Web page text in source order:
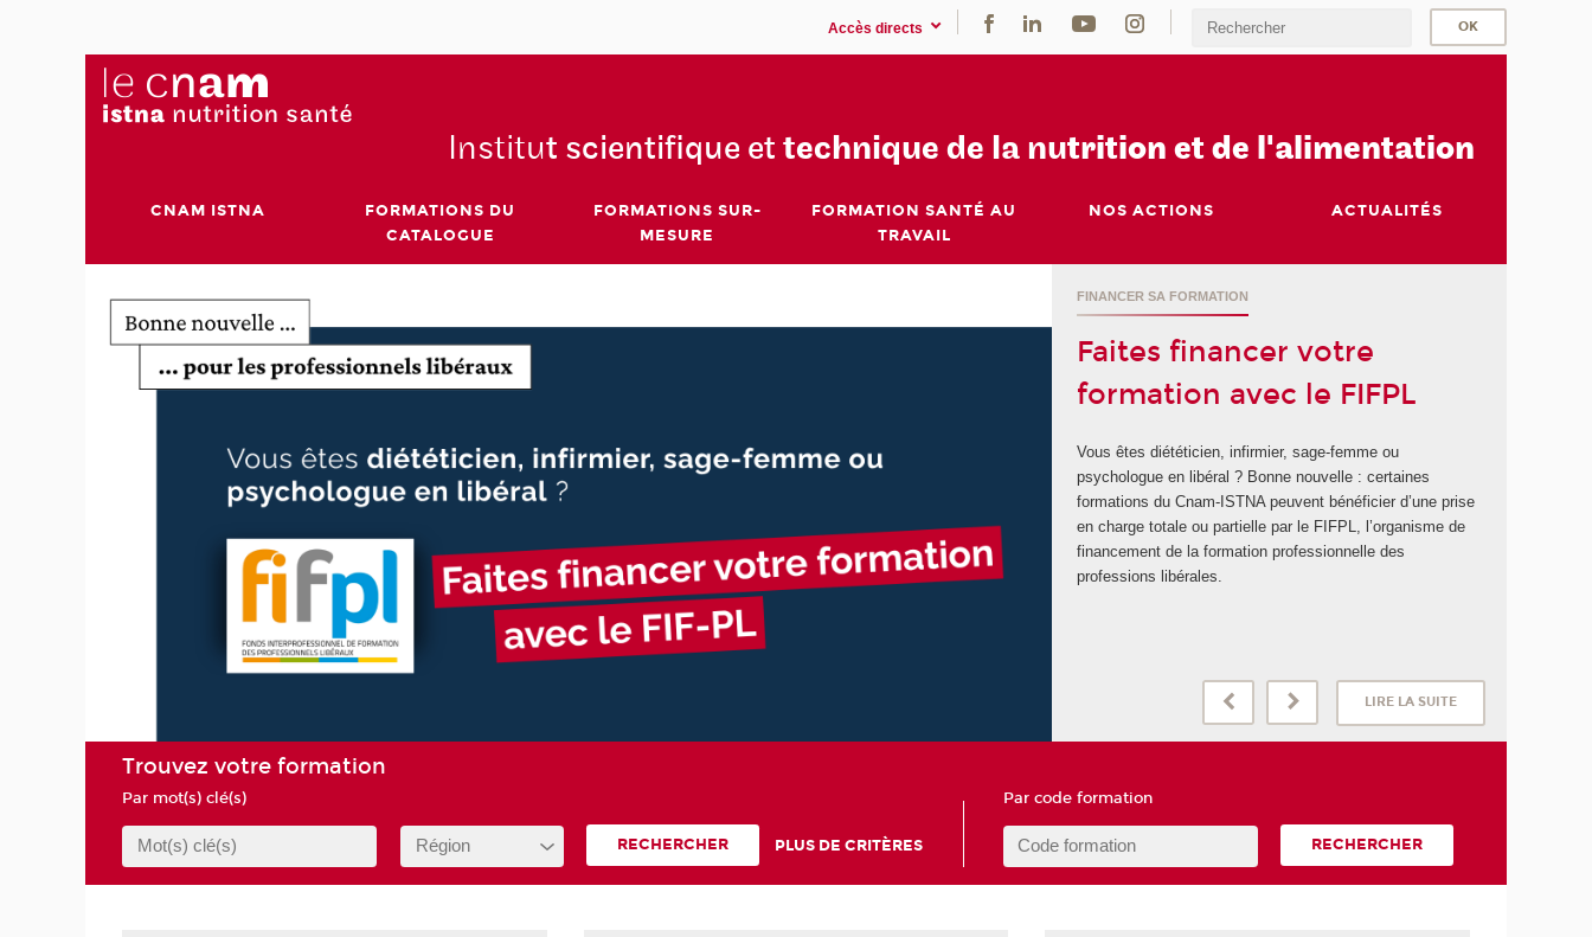
Accès directs
Institut scientifique et technique de la nutrition et de l'alimentation
CNAM ISTNA
FORMATIONS DU
CATALOGUE
FORMATIONS SUR-
MESURE
FORMATION SANTÉ AU
TRAVAIL
NOS ACTIONS ACTUALITÉS
FINANCER SA FORMATION
Faites financer votre
formation avec le FIFPL
Vous êtes diététicien, infirmier, sage-femme ou
psychologue en libéral ? Bonne nouvelle : certaines
formations du Cnam-ISTNA peuvent bénéficier d’une prise
en charge totale ou partielle par le FIFPL, l’organisme de
financement de la formation professionnelle des
professions libérales.
LIRE LA SUITE
Trouvez votre formation
Par mot(s) clé(s)
RECHERCHER PLUS DE CRITÈRES
Par code formation
RECHERCHER